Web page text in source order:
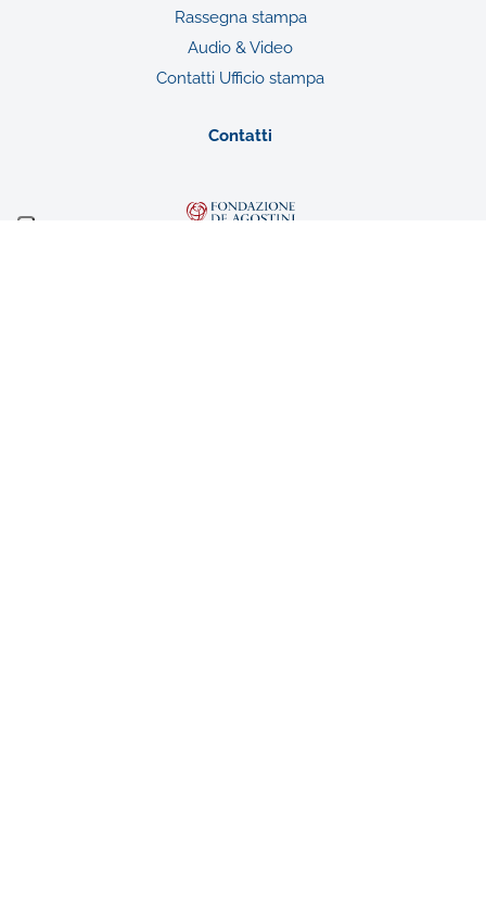
Rassegna stampa
Audio & Video
Contatti Ufficio stampa
Contatti